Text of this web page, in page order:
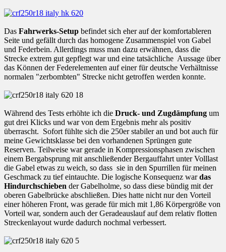
Das Fahrwerks-Setup befindet sich eher auf der komfortableren
Seite und gefällt durch das homogene Zusammenspiel von Gabel
und Federbein. Allerdings muss man dazu erwähnen, dass die
Strecke extrem gut gepflegt war und eine tatsächliche Aussage über
das Können der Federelementen auf einer für deutsche Verhältnisse
normalen "zerbombten" Strecke nicht getroffen werden konnte.
Während des Tests erhöhte ich die Druck- und Zugdämpfung um
gut drei Klicks und war von dem Ergebnis mehr als positiv
überrascht. Sofort fühlte sich die 250er stabiler an und bot auch für
meine Gewichtsklasse bei den vorhandenen Sprüngen gute
Reserven. Teilweise war gerade in Kompressionsphasen zwischen
einem Bergabsprung mit anschließender Bergauffahrt unter Volllast
die Gabel etwas zu weich, so dass sie in den Spurrillen für meinen
Geschmack zu tief eintauchte. Die logische Konsequenz wardas
Hindurchschieben der Gabelholme, so dass diese bündig mit der
oberen Gabelbrücke abschließen. Dies hatte nicht nur den Vorteil
einer höheren Front, was gerade für mich mit 1,86 Körpergröße von
Vorteil war, sondern auch der Geradeauslauf auf dem relativ flotten
Streckenlayout wurde dadurch nochmal verbessert.